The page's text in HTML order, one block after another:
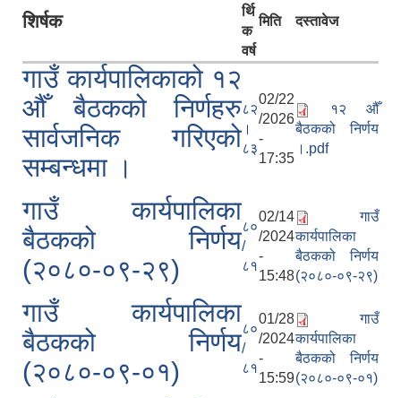
शिर्षक
र्थि
क
वर्ष
मिति दस्तावेज
गाउँ कार्यपालिकाको १२
औँ बैठकको निर्णहरु
सार्वजनिक गरिएको
सम्बन्धमा ।
८२
।
८३
02/22
/2026
-
17:35
१२ औँ
बैठकको निर्णय
।.pdf
गाउँ कार्यपालिका
बैठकको निर्णय
(२०८०-०९-२९)
८०
/
८१
02/14
/2024
-
15:48
गाउँ
कार्यपालिका
बैठकको निर्णय
(२०८०-०९-२९)
गाउँ कार्यपालिका
बैठकको निर्णय
(२०८०-०९-०१)
८०
/
८१
01/28
/2024
-
15:59
गाउँ
कार्यपालिका
बैठकको निर्णय
(२०८०-०९-०१)